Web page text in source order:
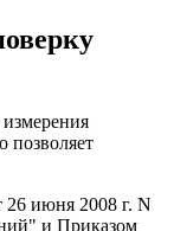
измерения
позволяет
26 июня 2008 г. N
и Приказом